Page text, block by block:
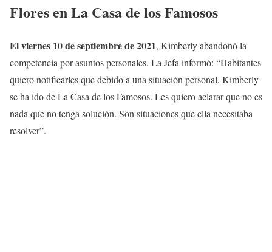
Floresen La Casa de los Famosos
El viernes 10 de septiembre de 2021, Kimberly abandonó la
competencia por asuntos personales. La Jefa informó: “Habitantes
quiero notificarles que debido a una situación personal, Kimberly
se ha ido de La Casa de los Famosos. Les quiero aclarar que no es
nada que no tenga solución. Son situaciones que ella necesitaba
resolver”.